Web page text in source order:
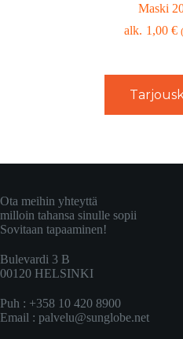
Maski
1,00€
Ota meihin yhteyttä
milloin tahansa sinulle sopii
Sovitaan tapaaminen!
Bulevardi 3 B
00120 HELSINKI
Puh : +358 10 420 8900
Email : palvelu@sunglobe.net